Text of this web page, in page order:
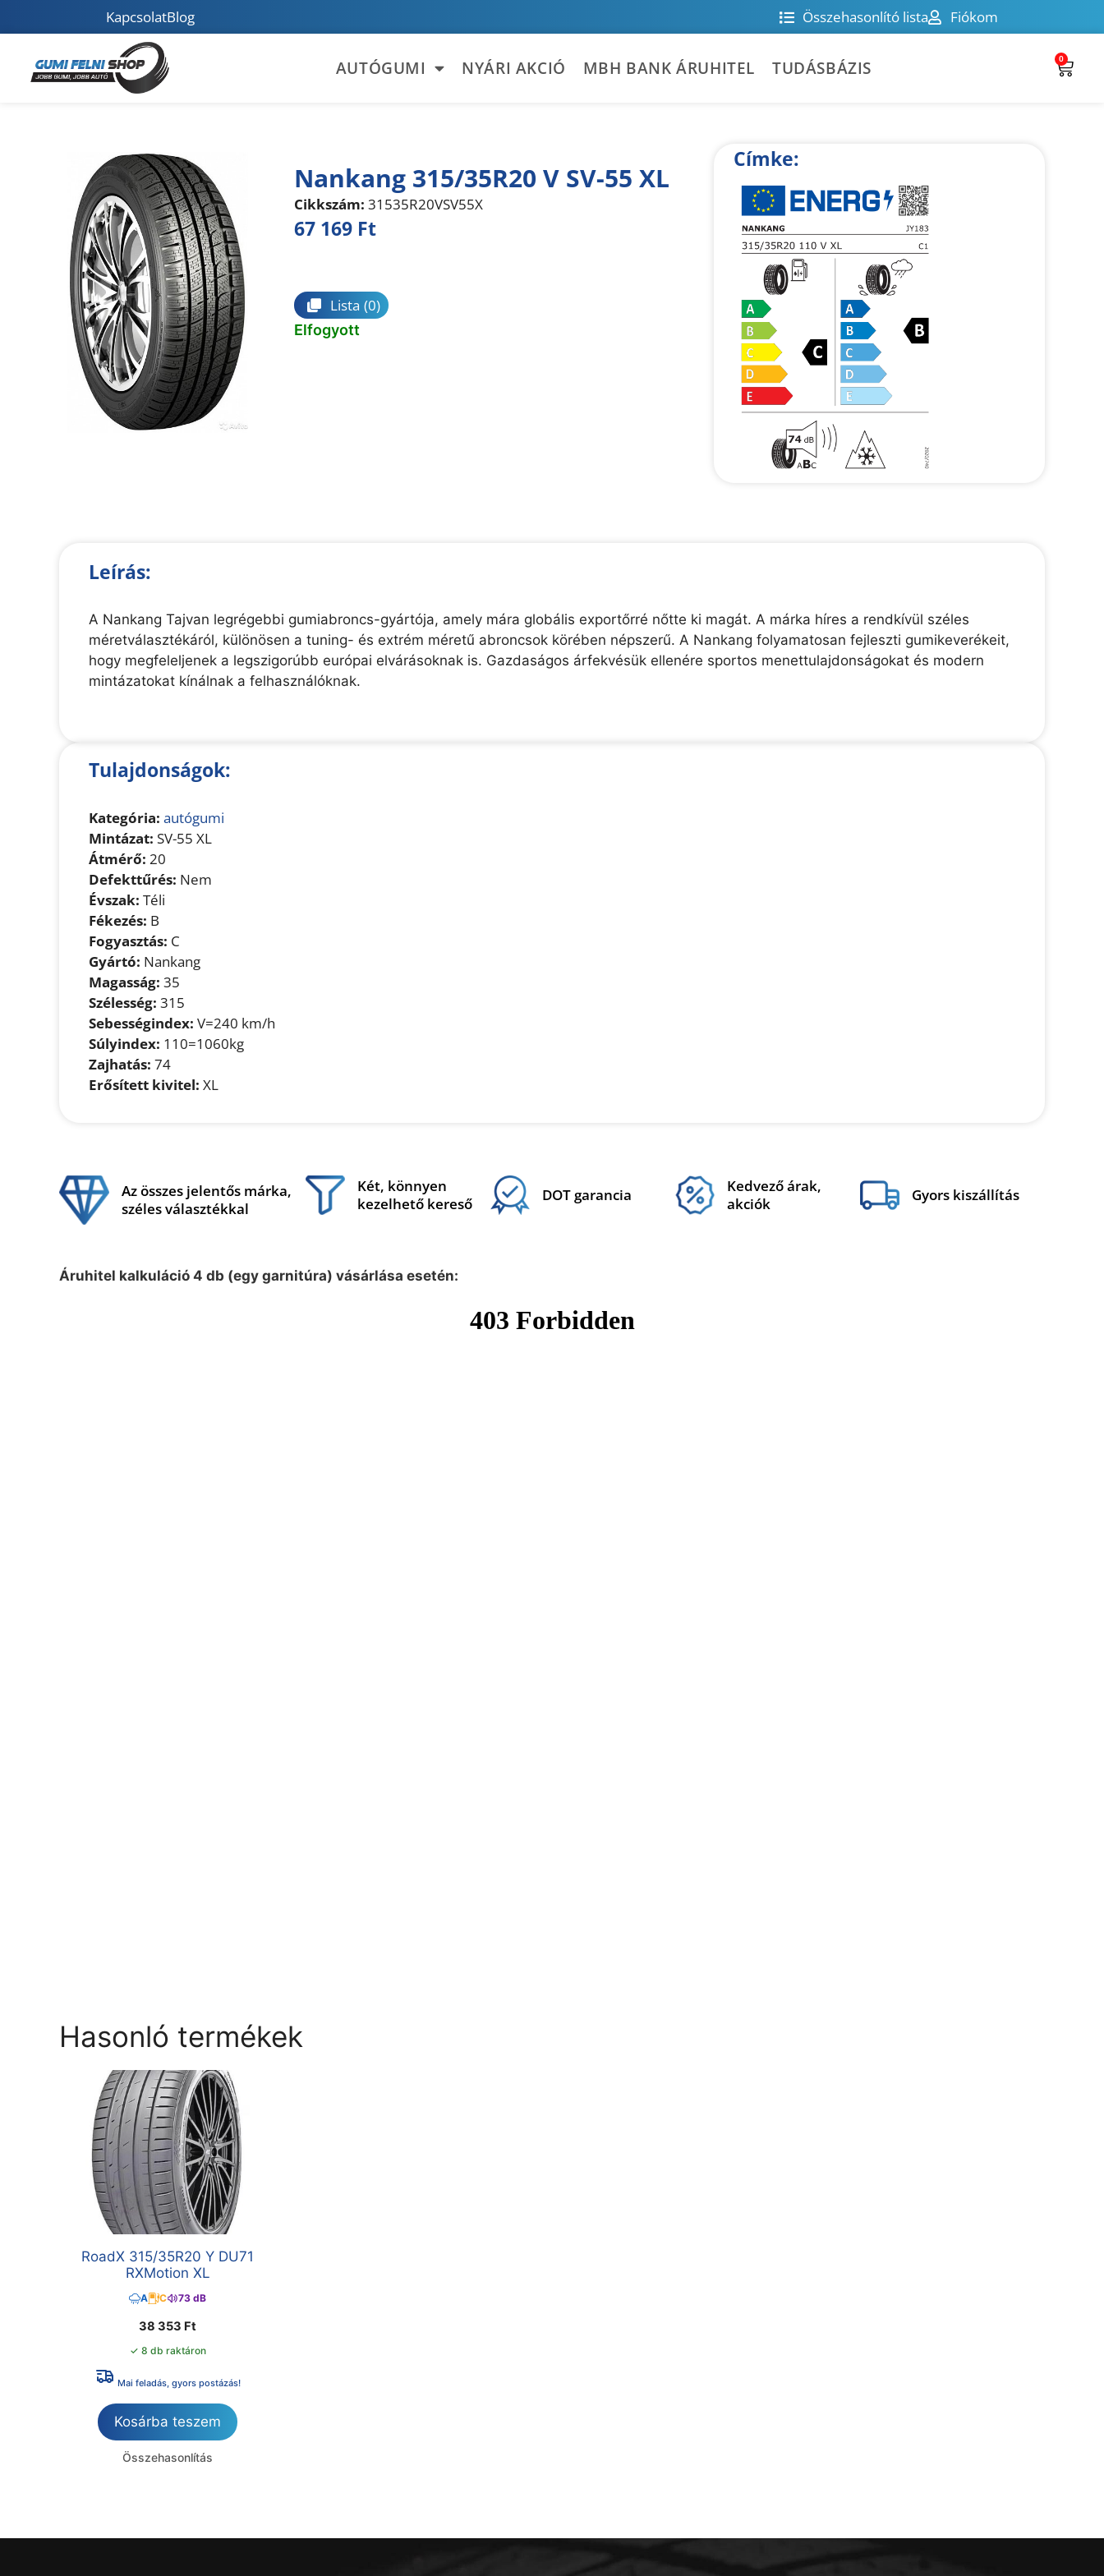
KapcsolatBlog Összehasonlító lista Fiókom
AUTÓGUMI NYÁRI AKCIÓ MBH BANK ÁRUHITEL TUDÁSBÁZIS 0
Nankang 315/35R20 V SV-55 XL
Cikkszám: 31535R20VSV55X
67 169 Ft
Lista (0)
Elfogyott
Címke:
Leírás:
A Nankang Tajvan legrégebbi gumiabroncs-gyártója, amely mára globális exportőrré nőtte ki magát. A márka híres a rendkívül széles
méretválasztékáról, különösen a tuning- és extrém méretű abroncsok körében népszerű. A Nankang folyamatosan fejleszti gumikeverékeit,
hogy megfeleljenek a legszigorúbb európai elvárásoknak is. Gazdaságos árfekvésük ellenére sportos menettulajdonságokat és modern
mintázatokat kínálnak a felhasználóknak.
Tulajdonságok:
Kategória: autógumi
Mintázat: SV-55 XL
Átmérő: 20
Defekttűrés: Nem
Évszak: Téli
Fékezés: B
Fogyasztás: C
Gyártó: Nankang
Magasság: 35
Szélesség: 315
Sebességindex: V=240 km/h
Súlyindex: 110=1060kg
Zajhatás: 74
Erősített kivitel: XL
Az összes jelentős márka,
széles választékkal
Két, könnyen
kezelhető kereső
DOT garancia
Kedvező árak,
akciók
Gyors kiszállítás
Áruhitel kalkuláció 4 db (egy garnitúra) vásárlása esetén:
Hasonló termékek
RoadX 315/35R20 Y DU71
RXMotion XL
A C 73 dB
38 353 Ft
✓ 8 db raktáron
Mai feladás, gyors postázás!
Kosárba teszem
Összehasonlítás